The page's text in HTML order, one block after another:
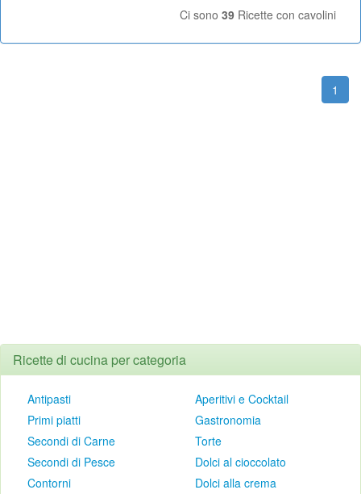
Ci sono 39 Ricette con cavolini
1
Ricette di cucina per categoria
Antipasti
Primi piatti
Secondi di Carne
Secondi di Pesce
Contorni
Aperitivi e Cocktail
Gastronomia
Torte
Dolci al cioccolato
Dolci alla crema